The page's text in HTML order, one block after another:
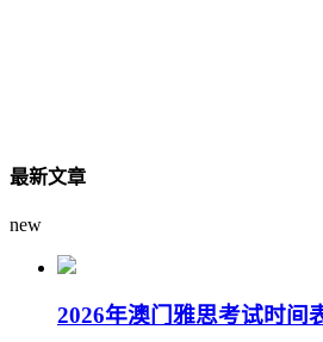
最新文章
new
2026年澳门雅思考试时间